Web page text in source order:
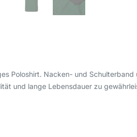
Poloshirt. Nacken- und
und lange Lebensdauer zu